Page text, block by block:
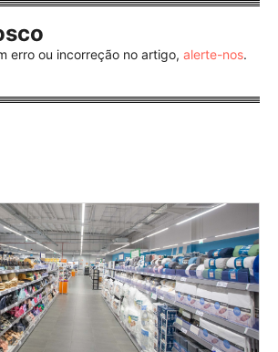
erro ou incorreção no artigo, alerte-nos.